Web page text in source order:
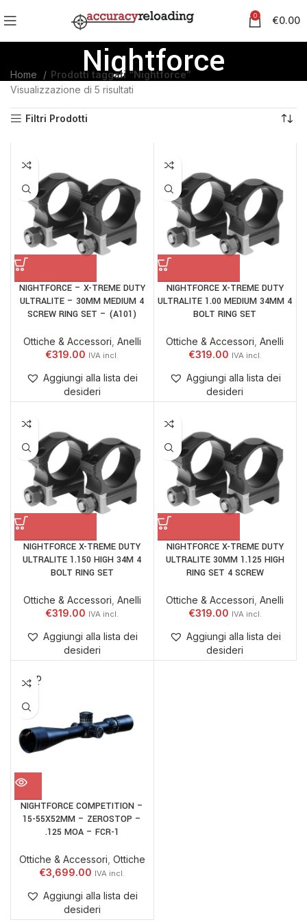
0 €0.00
Nightforce
Home
Prodotti taggati “Nightforce”
Visualizzazione di 5 risultati
Filtri Prodotti
NIGHTFORCE – X-TREME DUTY
ULTRALITE – 30MM MEDIUM 4
SCREW RING SET – (A101)
Ottiche & Accessori Anelli
€319.00
Aggiungi alla lista dei
desideri
NIGHTFORCE X-TREME DUTY
ULTRALITE 1.00 MEDIUM 34MM 4
BOLT RING SET
Ottiche & Accessori ,Anelli
€319.00
Aggiungi alla lista dei
desideri
NIGHTFORCE X-TREME DUTY
ULTRALITE 1.150 HIGH 34M 4
BOLT RING SET
Ottiche & Accessori Anelli
€319.00
Aggiungi alla lista dei
desideri
NIGHTFORCE X-TREME DUTY
ULTRALITE 30MM 1.125 HIGH
RING SET 4 SCREW
Ottiche & Accessori ,Anelli
€319.00
Aggiungi alla lista dei
desideri
SOLD
OUT
NIGHTFORCE COMPETITION –
15-55X52MM – ZEROSTOP –
.125 MOA – FCR-1
Ottiche & Accessori Ottiche
€3,699.00
Aggiungi alla lista dei
desideri